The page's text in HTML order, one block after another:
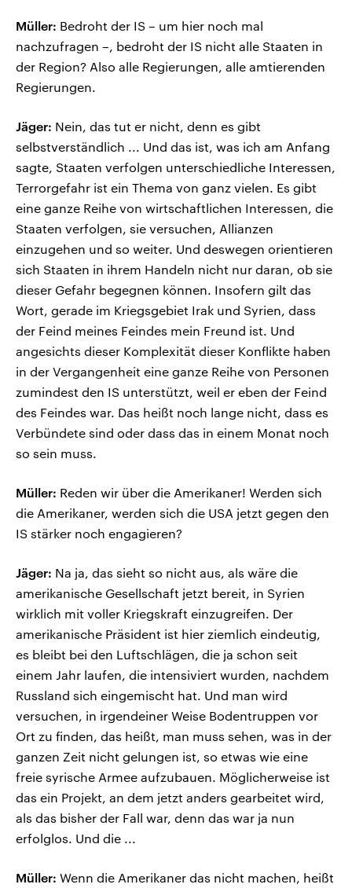
Müller: Bedroht der IS – um hier noch mal
nachzufragen –, bedroht der IS nicht alle Staaten in
der Region? Also alle Regierungen, alle amtierenden
Regierungen.
Jäger: Nein, das tut er nicht, denn es gibt
selbstverständlich ... Und das ist, was ich am Anfang
sagte, Staaten verfolgen unterschiedliche Interessen,
Terrorgefahr ist ein Thema von ganz vielen. Es gibt
eine ganze Reihe von wirtschaftlichen Interessen, die
Staaten verfolgen, sie versuchen, Allianzen
einzugehen und so weiter. Und deswegen orientieren
sich Staaten in ihrem Handeln nicht nur daran, ob sie
dieser Gefahr begegnen können. Insofern gilt das
Wort, gerade im Kriegsgebiet Irak und Syrien, dass
der Feind meines Feindes mein Freund ist. Und
angesichts dieser Komplexität dieser Konflikte haben
in der Vergangenheit eine ganze Reihe von Personen
zumindest den IS unterstützt, weil er eben der Feind
des Feindes war. Das heißt noch lange nicht, dass es
Verbündete sind oder dass das in einem Monat noch
so sein muss.
Müller: Reden wir über die Amerikaner! Werden sich
die Amerikaner, werden sich die USA jetzt gegen den
IS stärker noch engagieren?
Jäger: Na ja, das sieht so nicht aus, als wäre die
amerikanische Gesellschaft jetzt bereit, in Syrien
wirklich mit voller Kriegskraft einzugreifen. Der
amerikanische Präsident ist hier ziemlich eindeutig,
es bleibt bei den Luftschlägen, die ja schon seit
einem Jahr laufen, die intensiviert wurden, nachdem
Russland sich eingemischt hat. Und man wird
versuchen, in irgendeiner Weise Bodentruppen vor
Ort zu finden, das heißt, man muss sehen, was in der
ganzen Zeit nicht gelungen ist, so etwas wie eine
freie syrische Armee aufzubauen. Möglicherweise ist
das ein Projekt, an dem jetzt anders gearbeitet wird,
als das bisher der Fall war, denn das war ja nun
erfolglos. Und die ...
Müller: Wenn die Amerikaner das nicht machen, heißt